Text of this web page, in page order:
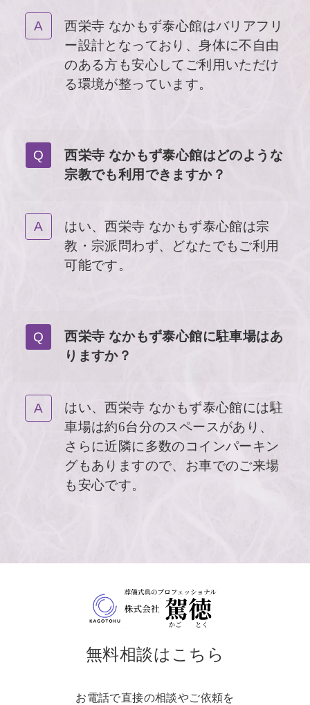
西栄寺 なかもず泰心館はバリアフリ
ー設計となっており、身体に不自由
のある方も安心してご利用いただけ
る環境が整っています。
西栄寺 なかもず泰心館はどのような
宗教でも利用できますか？
はい、西栄寺 なかもず泰心館は宗
教・宗派問わず、どなたでもご利用
可能です。
西栄寺 なかもず泰心館に駐車場はあ
りますか？
はい、西栄寺 なかもず泰心館には駐
車場は約6台分のスペースがあり、
さらに近隣に多数のコインパーキン
グもありますので、お車でのご来場
も安心です。
無料相談はこちら
お電話で直接の相談やご依頼を